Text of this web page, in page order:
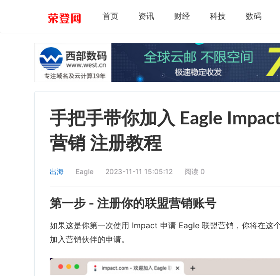
首页 资讯 财经 科技 数码
手把手带你加入 Eagle
营销 注册教程
出海 Eagle 2023-11-11 15:05:12 阅读 0
第一步 - 注册你的联盟营销账号
如果这是你第一次使用 Impact 申请 Eagle 联盟营销，你将在这
加入营销伙伴的申请。